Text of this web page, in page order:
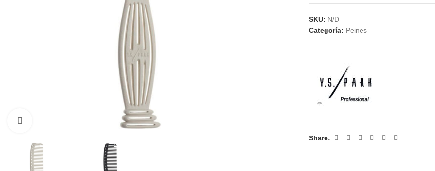
SKU: N/D
Categoría: Peines
Share: